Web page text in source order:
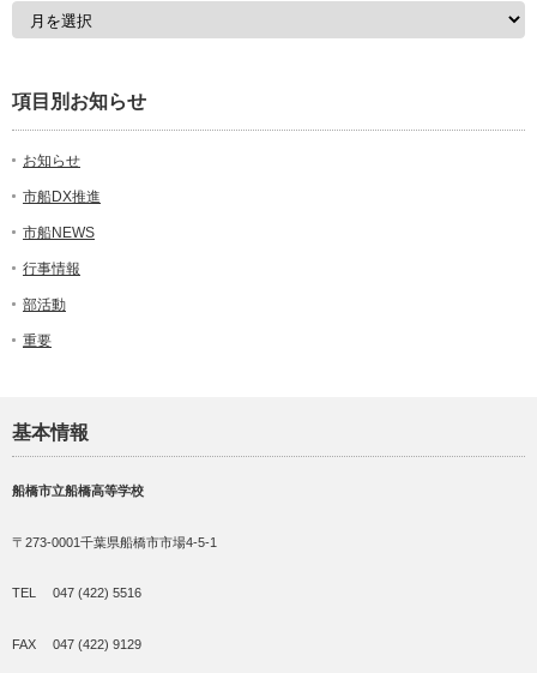
項目別お知らせ
お知らせ
市船DX推進
市船NEWS
行事情報
部活動
重要
基本情報
船橋市立船橋高等学校
〒273-0001千葉県船橋市市場4-5-1
TEL 047 (422) 5516
FAX 047 (422) 9129